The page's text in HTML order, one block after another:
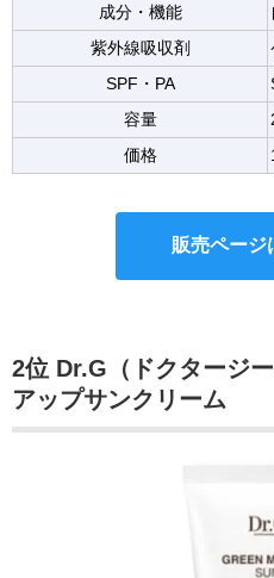
成分・機能
紫外線吸収剤
SPF・PA
容量
価格
販売ページ
2位 Dr.G（ドクタージ
アップサンクリーム